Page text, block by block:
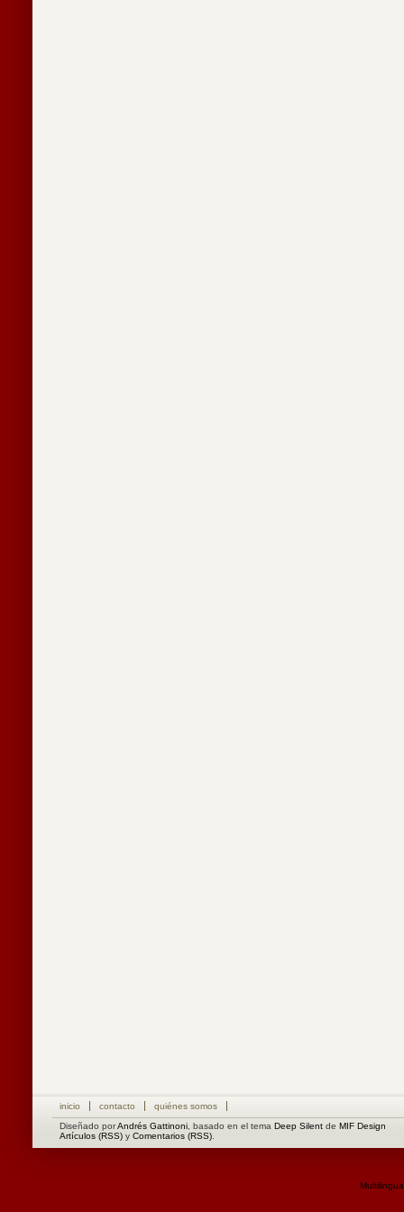
inicio contacto
quiénes somos
Diseñado porAndrés Gattinoni , basado en el tema Deep Silent de MIF Design
Artículos (RSS) y Comentarios (RSS)